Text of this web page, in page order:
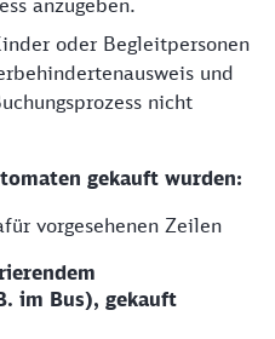
anzugeben.
oder Begleitpersonen
und
nicht
gekauft wurden:
vorgesehenen Zeilen
im Bus), gekauft